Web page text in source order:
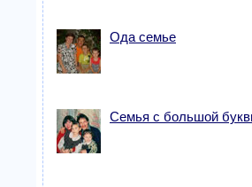
Ода семье
Семья с большой